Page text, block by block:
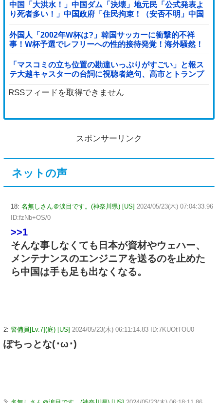
中国「大洪水！」中国ダム「決壊」地元民「公式発表よ
り死者多い！」中国政府「住民拘束！（安否不明」中国
当局「救助隊動画も削除」台風13号「三峡ダム接近中」
→
外国人「2002年W杯は?」韓国サッカーに衝撃的不祥
事！W杯予選でレフリーへの性的接待発覚！海外騒然！
【海外の反応】
「マスコミの立ち位置の勘違いっぷりがすごい」と報ス
テ大越キャスターの台詞に視聴者絶句、高市とトランプ
を同列視させようという思惑がひしひしと他
RSSフィードを取得できません
スポンサーリンク
ネットの声
18: 名無しさん＠涙目です。(神奈川県) [US] 2024/05/23(木) 07:04:33.96
ID:fzNb+OS/0
>>1
そんな事しなくても日本が資材やウェハー、
メンテナンスのエンジニアを送るのを止めた
ら中国は手も足も出なくなる。
2: 警備員[Lv.7](庭) [US] 2024/05/23(木) 06:11:14.83 ID:7KUOtTOU0
ぽちっとな(･ω･)